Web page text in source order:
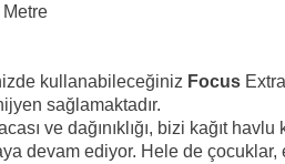
kullanabileceğiniz Focus
sağlamaktadır.
ve dağınıklığı, bizi kağıt
devam ediyor. Hele de